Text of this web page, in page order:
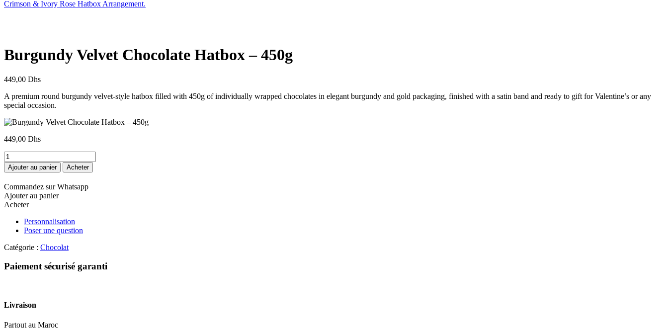
Crimson & Ivory Rose Hatbox Arrangement.
Burgundy Velvet Chocolate Hatbox – 450g
449,00 Dhs
A premium round burgundy velvet-style hatbox filled with 450g of individually wrapped chocolates in elegant burgundy and gold packaging, finished with a satin band and ready to gift for Valentine’s or any
special occasion.
449,00 Dhs
quantité
de
Burgundy
Velvet
Chocolate
Hatbox
–
Ajouter au panier Acheter
Commandez sur Whatsapp
Ajouter au panier
Acheter
Personnalisation
Poser une question
Catégorie : Chocolat
Paiement sécurisé garanti
Livraison
Partout au Maroc